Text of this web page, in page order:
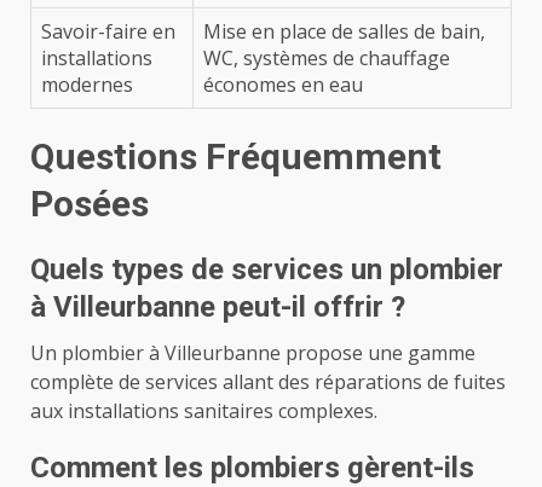
Savoir-faire en
installations
modernes
Mise en place de salles de bain,
WC, systèmes de chauffage
économes en eau
Questions Fréquemment
Posées
Quels types de services un plombier
à Villeurbanne peut-il offrir ?
Un plombier à Villeurbanne propose une gamme
complète de services allant des réparations de fuites
aux installations sanitaires complexes.
Comment les plombiers gèrent-ils